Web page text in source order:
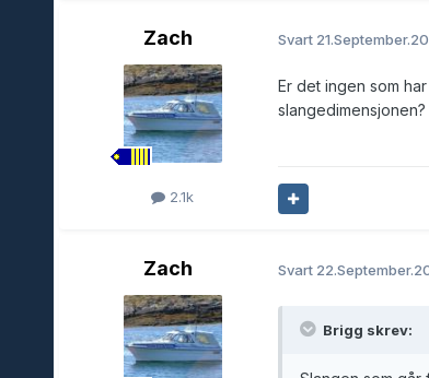
Zach
2.1k
Svart
Er det ingen som
Zach Svart
Brigg skrev: